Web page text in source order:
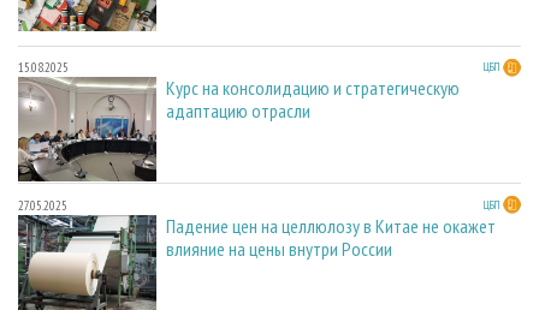
15.08.2025 ЦБП
Курс на консолидацию и стратегическую
адаптацию отрасли
27.05.2025 ЦБП
Падение цен на целлюлозу в Китае не окажет
влияние на цены внутри России